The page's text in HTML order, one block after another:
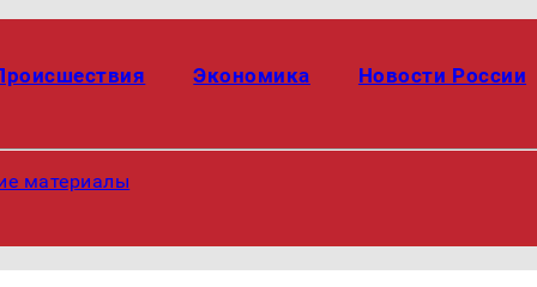
Экономика Новости России
материалы